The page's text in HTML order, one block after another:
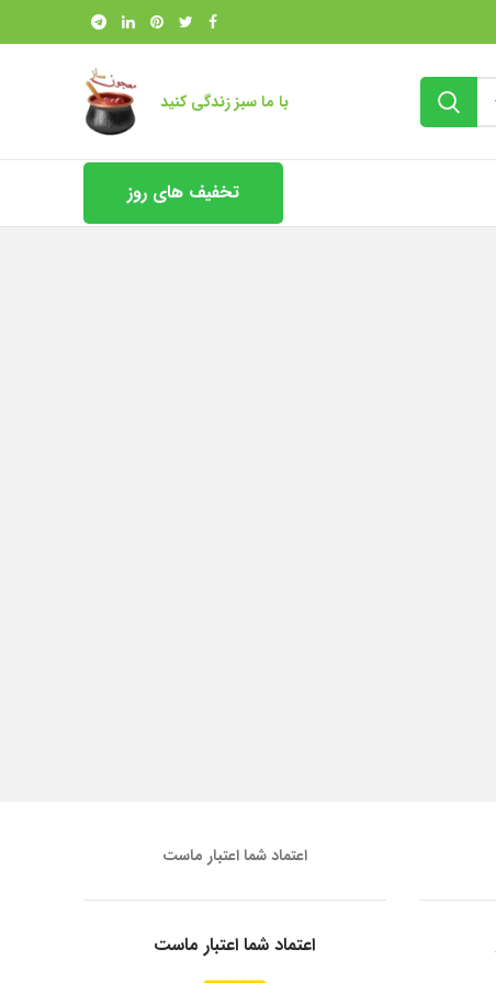
با ما سبز زندگی کنید
تخفیف های روز
اعتماد شما اعتبار ماست
اعتماد شما اعتبار ماست